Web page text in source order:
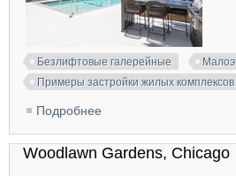
Безлифтовые галерейные
Примеры застройки жилых комплексов
Подробнее
Woodlawn Gardens, Chicago